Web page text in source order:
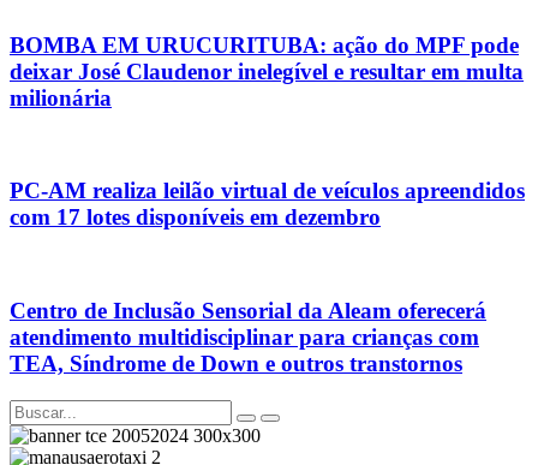
BOMBA EM URUCURITUBA: ação do MPF pode
deixar José Claudenor inelegível e resultar em multa
milionária
PC-AM realiza leilão virtual de veículos apreendidos
com 17 lotes disponíveis em dezembro
Centro de Inclusão Sensorial da Aleam oferecerá
atendimento multidisciplinar para crianças com
TEA, Síndrome de Down e outros transtornos